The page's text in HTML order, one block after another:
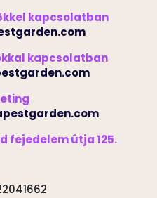
kapcsolatban
kapcsolatban
fejedelem útja 125.